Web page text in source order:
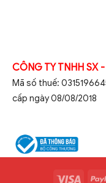
CÔNG TY TNHH SX
Mã số thuế:
cấp ngày 08/08/2018